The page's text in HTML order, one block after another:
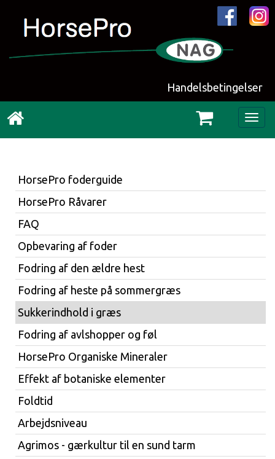
Handelsbetingelser
HorsePro foderguide
HorsePro Råvarer
FAQ
Opbevaring af foder
Fodring af den ældre hest
Fodring af heste på sommergræs
Sukkerindhold i græs
Fodring af avlshopper og føl
HorsePro Organiske Mineraler
Effekt af botaniske elementer
Foldtid
Arbejdsniveau
Agrimos - gærkultur til en sund tarm